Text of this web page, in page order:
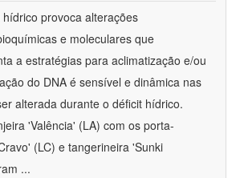
hídrico provoca alterações
e moleculares que
a estratégias para aclimatização e/ou
do DNA é sensível e dinâmica nas
alterada durante o déficit hídrico.
'Valência' (LA) com os porta-
(LC) e tangerineira 'Sunki
...